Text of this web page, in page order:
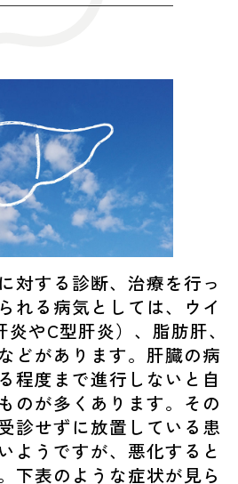
対する診断、治療を行っ
れる病気としては、ウイ
やC型肝炎）、脂肪肝、
どがあります。肝臓の病
程度まで進行しないと自
のが多くあります。その
診せずに放置している患
ようですが、悪化すると
下表のような症状が見ら